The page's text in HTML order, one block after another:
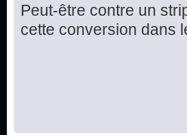
Peut-être contre un
cette conversion dans